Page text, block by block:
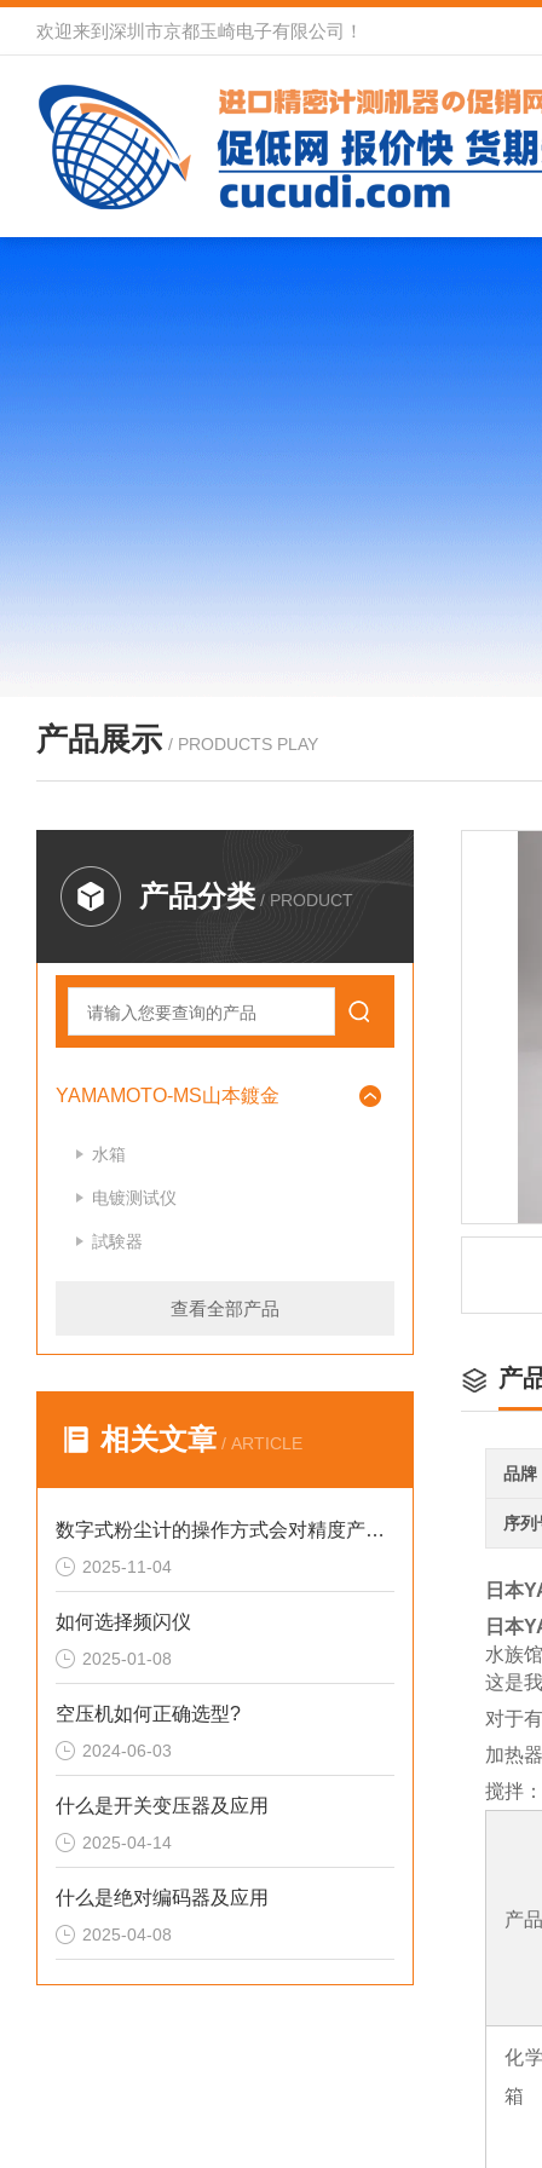
欢迎来到深圳市京都玉崎电子有限公司！
产品展示 / PRODUCTS PLAY
产品分类 / PRODUCT
YAMAMOTO-MS山本鍍金
水箱
电镀测试仪
試験器
查看全部产品
相关文章 / ARTICLE
数字式粉尘计的操作方式会对精度产生哪些具体影响
2025-11-04
如何选择频闪仪
2025-01-08
空压机如何正确选型?
2024-06-03
什么是开关变压器及应用
2025-04-14
什么是绝对编码器及应用
2025-04-08
产
品牌
序列
日本
日本
水族
这是
对于
加热
搅拌
产
化
箱